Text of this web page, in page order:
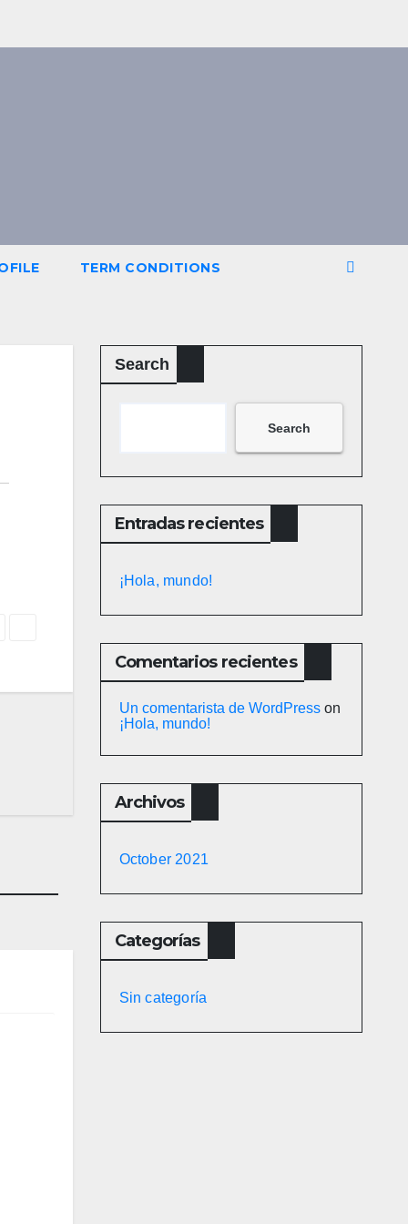
TERM CONDITIONS
Search
Search
Entradas recientes
¡Hola, mundo!
Comentarios recientes
Un comentarista de WordPresson
¡Hola, mundo!
Archivos
October 2021
Categorías
Sin categoría